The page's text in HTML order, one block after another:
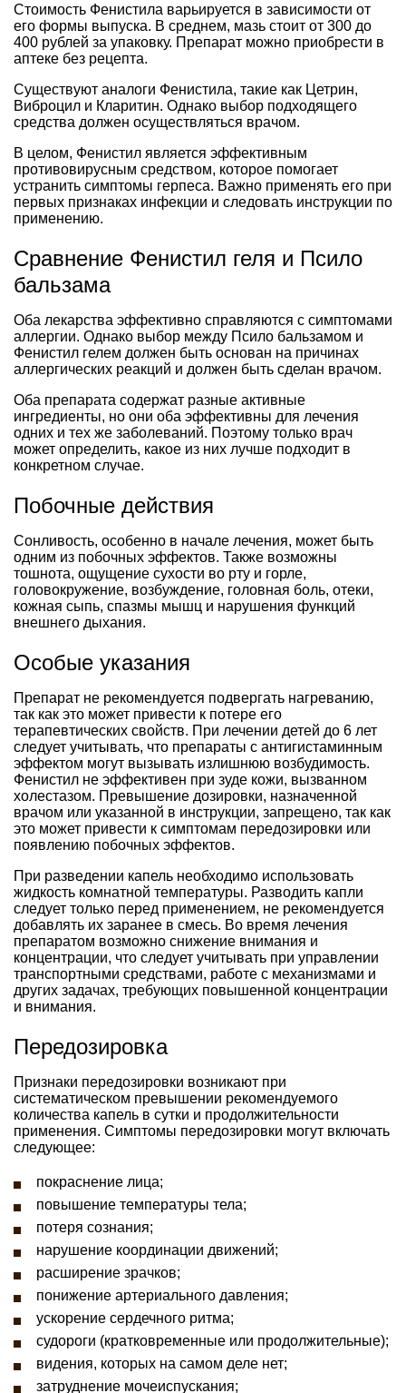
Стоимость Фенистила варьируется в зависимости от
его формы выпуска. В среднем, мазь стоит от 300 до
400 рублей за упаковку. Препарат можно приобрести в
аптеке без рецепта.
Существуют аналоги Фенистила, такие как Цетрин,
Виброцил и Кларитин. Однако выбор подходящего
средства должен осуществляться врачом.
В целом, Фенистил является эффективным
противовирусным средством, которое помогает
устранить симптомы герпеса. Важно применять его при
первых признаках инфекции и следовать инструкции по
применению.
Сравнение Фенистил геля и Псило
бальзама
Оба лекарства эффективно справляются с симптомами
аллергии. Однако выбор между Псило бальзамом и
Фенистил гелем должен быть основан на причинах
аллергических реакций и должен быть сделан врачом.
Оба препарата содержат разные активные
ингредиенты, но они оба эффективны для лечения
одних и тех же заболеваний. Поэтому только врач
может определить, какое из них лучше подходит в
конкретном случае.
Побочные действия
Сонливость, особенно в начале лечения, может быть
одним из побочных эффектов. Также возможны
тошнота, ощущение сухости во рту и горле,
головокружение, возбуждение, головная боль, отеки,
кожная сыпь, спазмы мышц и нарушения функций
внешнего дыхания.
Особые указания
Препарат не рекомендуется подвергать нагреванию,
так как это может привести к потере его
терапевтических свойств. При лечении детей до 6 лет
следует учитывать, что препараты с антигистаминным
эффектом могут вызывать излишнюю возбудимость.
Фенистил не эффективен при зуде кожи, вызванном
холестазом. Превышение дозировки, назначенной
врачом или указанной в инструкции, запрещено, так как
это может привести к симптомам передозировки или
появлению побочных эффектов.
При разведении капель необходимо использовать
жидкость комнатной температуры. Разводить капли
следует только перед применением, не рекомендуется
добавлять их заранее в смесь. Во время лечения
препаратом возможно снижение внимания и
концентрации, что следует учитывать при управлении
транспортными средствами, работе с механизмами и
других задачах, требующих повышенной концентрации
и внимания.
Передозировка
Признаки передозировки возникают при
систематическом превышении рекомендуемого
количества капель в сутки и продолжительности
применения. Симптомы передозировки могут включать
следующее:
покраснение лица;
повышение температуры тела;
потеря сознания;
нарушение координации движений;
расширение зрачков;
понижение артериального давления;
ускорение сердечного ритма;
судороги (кратковременные или продолжительные);
видения, которых на самом деле нет;
затруднение мочеиспускания;